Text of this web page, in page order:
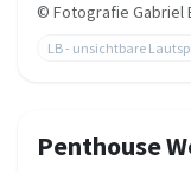
© Fotografie Gabriel
LB - unsichtbare
Penthouse